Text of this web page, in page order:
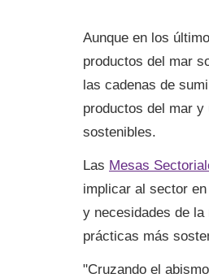
Aunque en los
productos del mar
las cadenas de
productos del mar
sostenibles.
Las Mesas
implicar al sector
y necesidades de
prácticas más
"Cruzando el